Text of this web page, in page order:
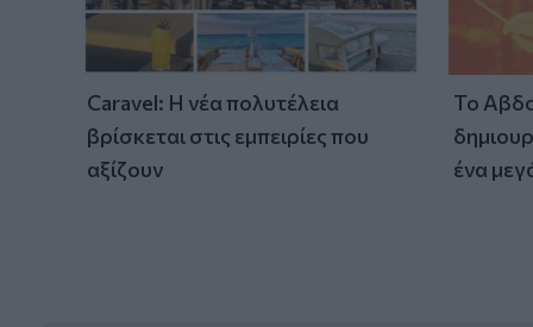
Caravel: Η νέα πολυτέλεια
βρίσκεται στις εμπειρίες που
αξίζουν
Το
ένα